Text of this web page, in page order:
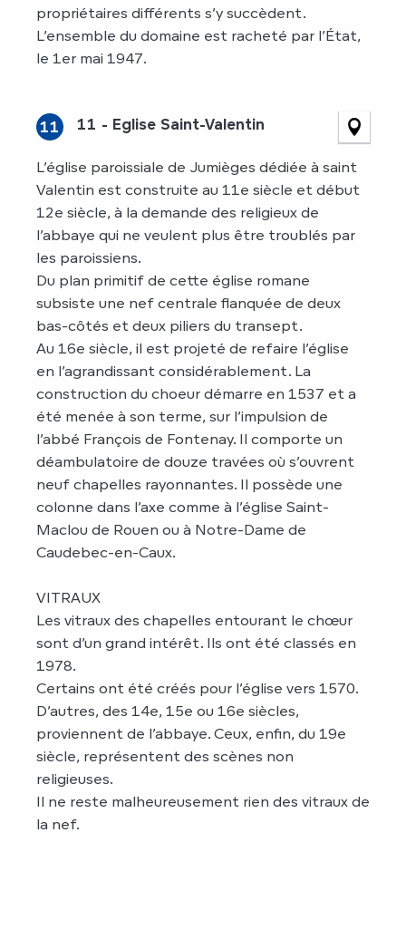
propriétaires différents s’y succèdent.
L’ensemble du domaine est racheté par l’État,
le 1er mai 1947.
11 11 - Eglise Saint-Valentin
L’église paroissiale de Jumièges dédiée à saint
Valentin est construite au 11e siècle et début
12e siècle, à la demande des religieux de
l’abbaye qui ne veulent plus être troublés par
les paroissiens.
Du plan primitif de cette église romane
subsiste une nef centrale flanquée de deux
bas-côtés et deux piliers du transept.
Au 16e siècle, il est projeté de refaire l’église
en l’agrandissant considérablement. La
construction du choeur démarre en 1537 et a
été menée à son terme, sur l’impulsion de
l’abbé François de Fontenay. Il comporte un
déambulatoire de douze travées où s’ouvrent
neuf chapelles rayonnantes. Il possède une
colonne dans l’axe comme à l’église Saint-
Maclou de Rouen ou à Notre-Dame de
Caudebec-en-Caux.
VITRAUX
Les vitraux des chapelles entourant le chœur
sont d’un grand intérêt. Ils ont été classés en
1978.
Certains ont été créés pour l’église vers 1570.
D’autres, des 14e, 15e ou 16e siècles,
proviennent de l’abbaye. Ceux, enfin, du 19e
siècle, représentent des scènes non
religieuses.
Il ne reste malheureusement rien des vitraux de
la nef.